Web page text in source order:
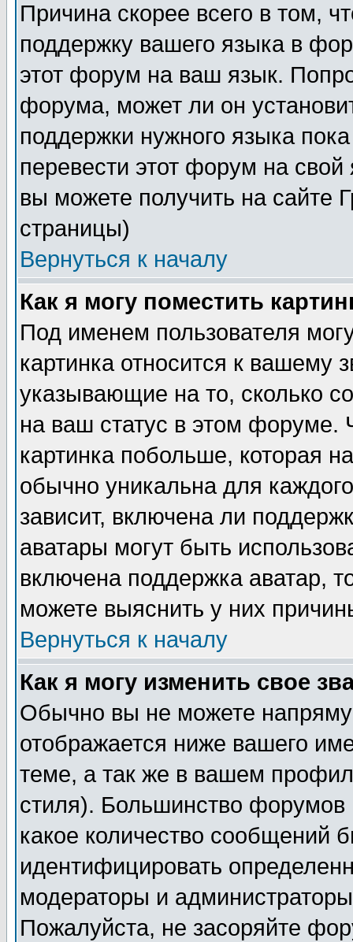
Причина скорее всего в том,
поддержку вашего языка в
этот форум на ваш язык.
форума, может ли он
поддержки нужного языка
перевести этот форум на
вы можете получить на сайте
страницы)
Вернуться к началу
Как я могу поместить
Под именем пользователя
картинка относится к вашему
указывающие на то, сколько
на ваш статус в этом форуме.
картинка побольше, которая
обычно уникальна для
зависит, включена ли
аватары могут быть
включена поддержка аватар,
можете выяснить у них
Вернуться к началу
Как я могу изменить свое
Обычно вы не можете
отображается ниже вашего
теме, а так же в вашем
стиля). Большинство форумов
какое количество сообщений
идентифицировать
модераторы и
Пожалуйста, не засоряйте